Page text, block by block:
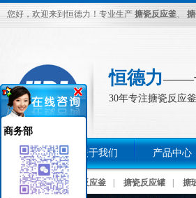
您好，欢迎来到恒德力！专业生产 搪瓷反应釜、
恒德力――
30年专注搪瓷反应
首页 关于我们 产品中心
热门关键词： 搪瓷反应釜 搪瓷反应罐 搪
商务部